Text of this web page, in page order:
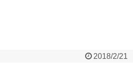
2018/2/21